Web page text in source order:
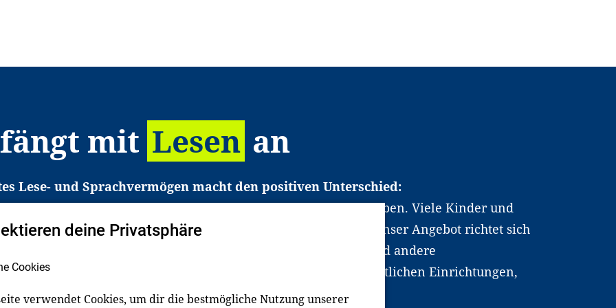
mit Lesen an
Lese- und Sprachvermögen macht den positiven Unterschied:
den Zugang zu Bildung und einem erfolgreichen Berufsleben. Viele Kinder und
in Deutschland haben aber große Schwierigkeiten dabei. Unser Angebot richtet sich
gezielt an Familien sowie an Erzieher*innen, Lehrer*innen und andere
Dafür arbeiten wir eng mit Ministerien, wissenschaftlichen Einrichtungen,
Unternehmen und anderen Stiftungen zusammen.
deine Privatsphäre
Cookies
verwendet Cookies, um dir die bestmögliche Nutzung unserer